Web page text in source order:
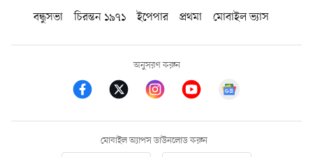
বন্ধুসভা
চিরন্তন ১৯৭১ ইপেপার প্রথমা মোবাইল ভ্যাস
অনুসরণ করুন
মোবাইল অ্যাপস ডাউনলোড করুন